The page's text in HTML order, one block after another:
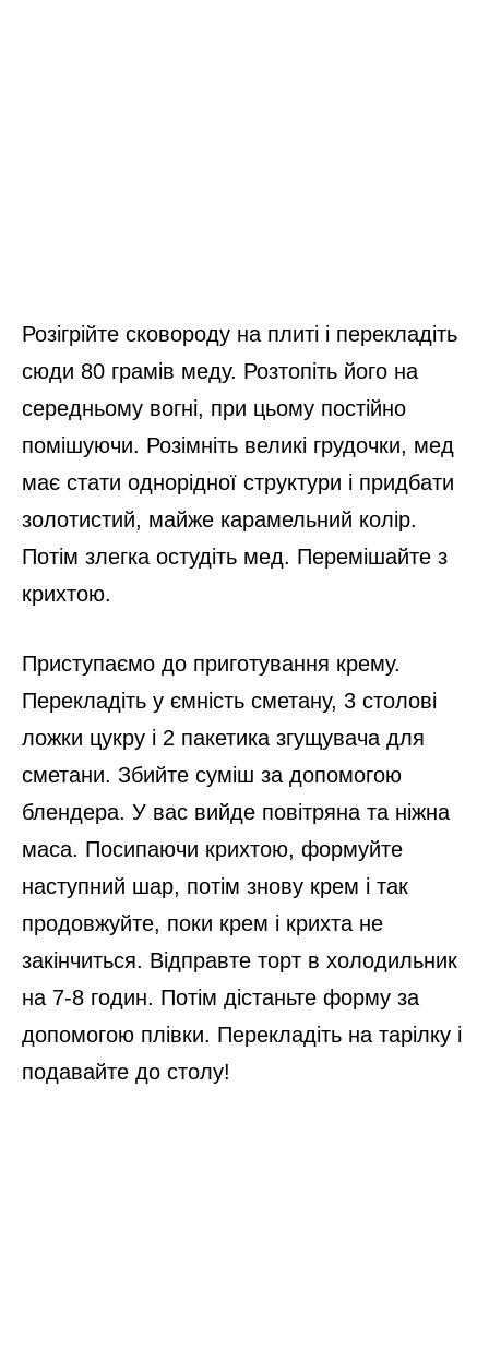
Розігрійте сковороду на плиті і перекладіть
сюди 80 грамів меду. Розтопіть його на
середньому вогні, при цьому постійно
помішуючи. Розімніть великі грудочки, мед
має стати однорідної структури і придбати
золотистий, майже карамельний колір.
Потім злегка остудіть мед. Перемішайте з
крихтою.
Приступаємо до приготування крему.
Перекладіть у ємність сметану, 3 столові
ложки цукру і 2 пакетика згущувача для
сметани. Збийте суміш за допомогою
блендера. У вас вийде повітряна та ніжна
маса. Посипаючи крихтою, формуйте
наступний шар, потім знову крем і так
продовжуйте, поки крем і крихта не
закінчиться. Відправте торт в холодильник
на 7-8 годин. Потім дістаньте форму за
допомогою плівки. Перекладіть на тарілку і
подавайте до столу!